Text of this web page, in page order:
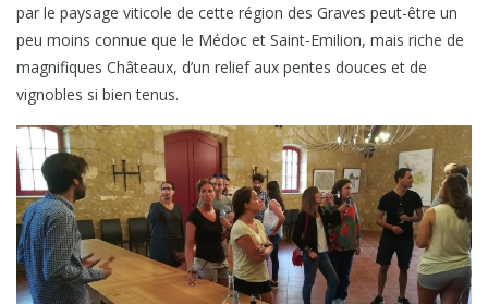
par le paysage viticole de cette région des Graves peut-être un
peu moins connue que le Médoc et Saint-Emilion, mais riche de
magnifiques Châteaux, d’un relief aux pentes douces et de
vignobles si bien tenus.